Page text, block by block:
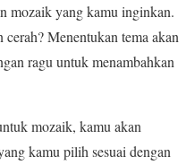
mozaik yang kamu inginkan.
Menentukan tema akan
ragu untuk menambahkan
mozaik, kamu akan
kamu pilih sesuai dengan